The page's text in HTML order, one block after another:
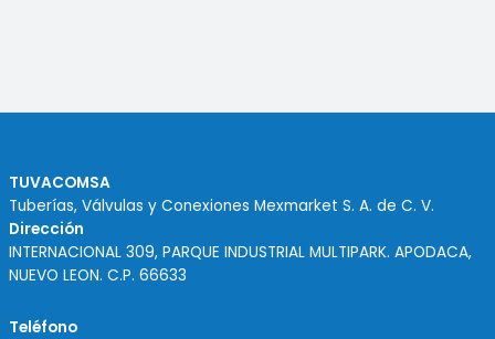
TUVACOMSA
Tuberías, Válvulas y Conexiones Mexmarket S. A. de C. V.
Dirección
INTERNACIONAL 309, PARQUE INDUSTRIAL MULTIPARK. APODACA,
NUEVO LEON. C.P. 66633
Teléfono